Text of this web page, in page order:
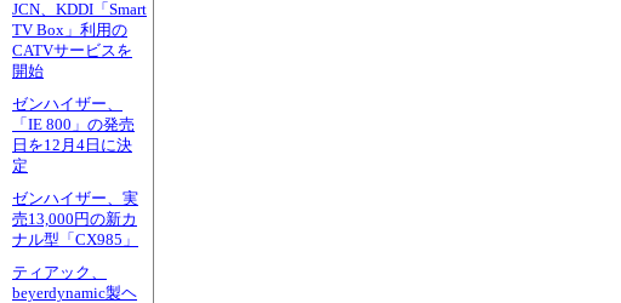
JCN、KDDI「Smart
TV Box」利用の
CATVサービスを
開始
ゼンハイザー、
「IE 800」の発売
日を12月4日に決
定
ゼンハイザー、実
売13,000円の新カ
ナル型「CX985」
ティアック、
beyerdynamic製ヘ